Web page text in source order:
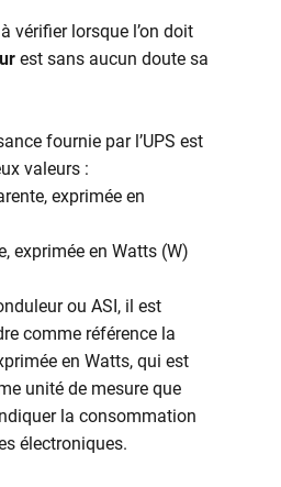
vérifier lorsque l’on doit
est sans aucun doute sa
fournie par l’UPS est
valeurs :
exprimée en
exprimée en Watts (W)
ou ASI, il est
comme référence la
en Watts, qui est
unité de mesure que
la consommation
électroniques.